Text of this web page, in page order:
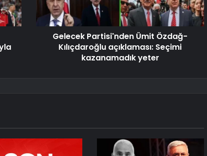
Gelecek Partisi'nden Ümit Özdağ-
Kılıçdaroğlu açıklaması: Seçimi
kazanamadık yeter